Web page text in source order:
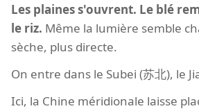
Les plaines s'ouvrent. Le blé
le riz. Même la lumière semble
sèche, plus directe.
On entre dans le Subei (苏北), le
Ici, la Chine méridionale laisse